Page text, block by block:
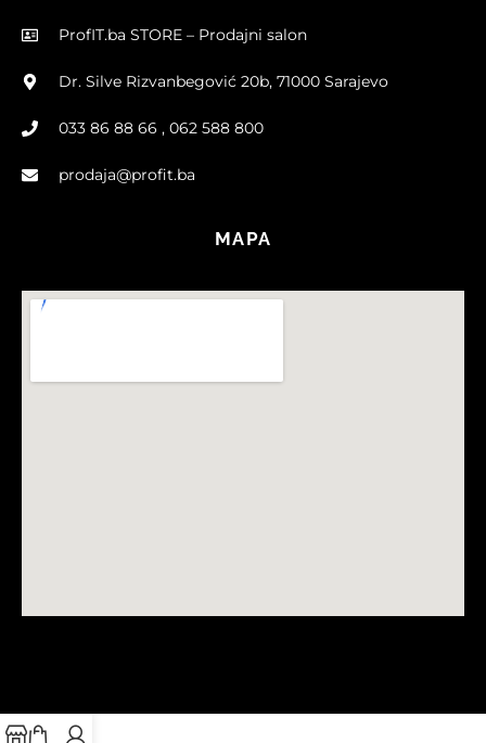
ProfIT.ba STORE – Prodajni salon
Dr. Silve Rizvanbegović 20b, 71000 Sarajevo
033 86 88 66 , 062 588 800
prodaja@profit.ba
MAPA